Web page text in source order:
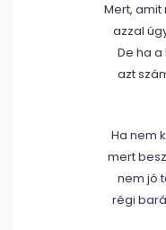
Mert, amit
azzal
De ha
azt
Ha nem
mert
nem jó
régi